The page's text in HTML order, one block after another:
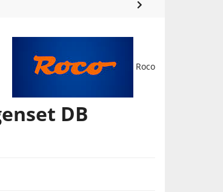
DB
Roco